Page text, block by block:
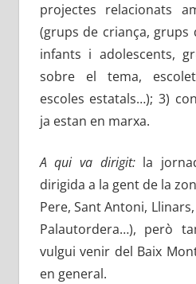
projectes relacionats
(grups de criança, grups
infants i adolescents,
sobre el tema,
escoles estatals…); 3)
ja estan en marxa.
A qui va dirigit:la
dirigida a la gent de la
Pere, Sant Antoni,
Palautordera…), però
vulgui venir del Baix
en general.